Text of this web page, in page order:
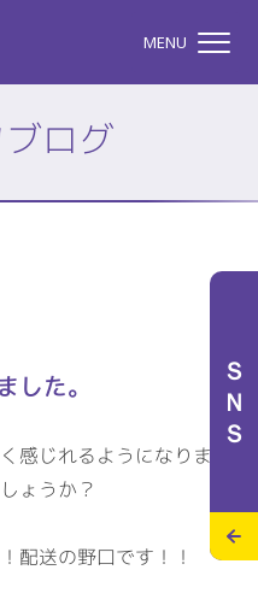
株式会社ミツイバウマテリア
MENU
ＳＮＳ
ログ
した。
感じれるようになりまし
ょうか？
配送の野口です！！